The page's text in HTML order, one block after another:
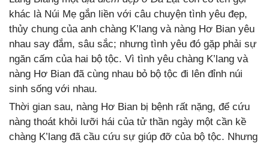
khác là Núi Mẹ gắn liền với câu chuyện tình yêu đẹp,
thủy chung của anh chàng K’lang và nàng Hơ Bian yêu
nhau say đắm, sâu sắc; nhưng tình yêu đó gặp phải sự
ngăn cấm của hai bộ tộc. Vì tình yêu chàng K’lang và
nàng Hơ Bian đã cùng nhau bỏ bộ tộc đi lên đỉnh núi
sinh sống với nhau.
Thời gian sau, nàng Hơ Bian bị bệnh rất nặng, để cứu
nàng thoát khỏi lưỡi hái của tử thần ngày một cần kề
chàng K’lang đã cầu cứu sự giúp đỡ của bộ tộc. Nhưng